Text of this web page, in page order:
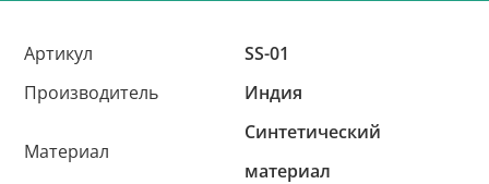
Артикул
SS-01
Производитель
Индия
Материал
Синтетический
материал